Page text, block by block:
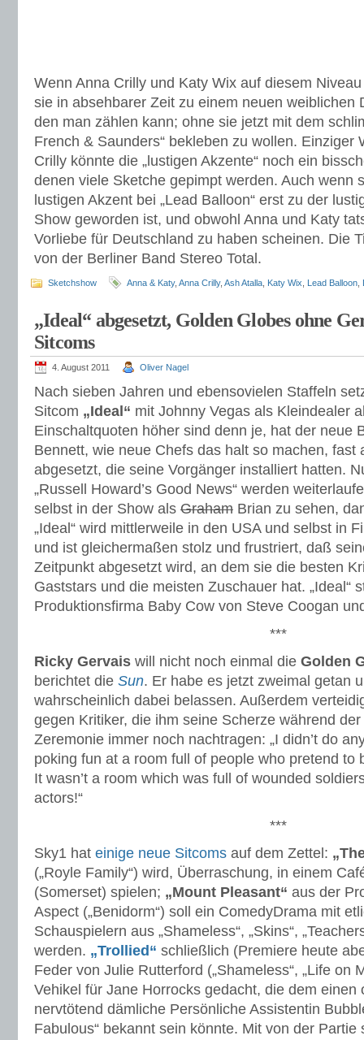
Wenn Anna Crilly und Katy Wix auf diesem
sie in absehbarer Zeit zu einem neuen weiblichen
den man zählen kann; ohne sie jetzt mit dem
French & Saunders“ bekleben zu wollen. Einziger
Crilly könnte die „lustigen Akzente“ noch ein
denen viele Sketche gepimpt werden. Auch wenn
lustigen Akzent bei „Lead Balloon“ erst zu der
Show geworden ist, und obwohl Anna und Katy
Vorliebe für Deutschland zu haben scheinen. Die
von der Berliner Band Stereo Total.
Sketchshow Anna & Katy, Anna Crilly, Ash Atalla Katy Wix Lead Balloon
„Ideal“ abgesetzt, Golden Globes ohne
Sitcoms
4. August 2011 Oliver Nagel
Nach sieben Jahren und ebensovielen Staffeln
Sitcom „Ideal“ mit Johnny Vegas als Kleindealer
Einschaltquoten höher sind denn je, hat der neue
Bennett, wie neue Chefs das halt so machen, fast
abgesetzt, die seine Vorgänger installiert hatten.
„Russell Howard’s Good News“ werden
selbst in der Show als Graham Brian zu sehen,
„Ideal“ wird mittlerweile in den USA und selbst in
und ist gleichermaßen stolz und frustriert, daß
Zeitpunkt abgesetzt wird, an dem sie die besten
Gaststars und die meisten Zuschauer hat. „Ideal“
Produktionsfirma Baby Cow von Steve Coogan
***
Ricky Gervais will nicht noch einmal die Golden
berichtet die Sun. Er habe es jetzt zweimal getan
wahrscheinlich dabei belassen. Außerdem
gegen Kritiker, die ihm seine Scherze während
Zeremonie immer noch nachtragen: „I didn’t do
poking fun at a room full of people who pretend to
It wasn’t a room which was full of wounded
actors!“
***
Sky1 hat einige neue Sitcoms auf dem Zettel:
(„Royle Family“) wird, Überraschung, in einem
(Somerset) spielen; „Mount Pleasant“ aus der
Aspect („Benidorm“) soll ein ComedyDrama mit
Schauspielern aus „Shameless“, „Skins“,
werden. „Trollied“ schließlich (Premiere heute
Feder von Julie Rutterford („Shameless“, „Life on
Vehikel für Jane Horrocks gedacht, die dem einen
nervtötend dämliche Persönliche Assistentin
Fabulous“ bekannt sein könnte. Mit von der Partie